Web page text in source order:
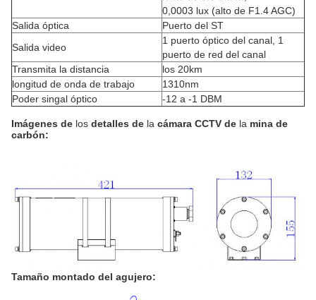
0,0003 lux (alto de F1.4 AGC)
Salida óptica
Puerto del ST
Salida video
1 puerto óptico del canal, 1
puerto de red del canal
Transmita la distancia
los 20km
longitud de onda de trabajo
1310nm
Poder singal óptico
-12 a -1 DBM
Imágenes de los detalles de la cámara CCTV de la mina de
carbón:
Tamaño montado del agujero: